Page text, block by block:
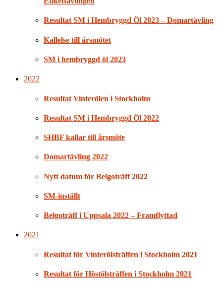
Resultat SM i Hembryggd Öl 2023 – Domartävling
Kallelse till årsmötet
SM i hembryggd öl 2023
2022
Resultat Vinterölen i Stockholm
Resultat SM i Hembryggd Öl 2022
SHBF kallar till årsmöte
Domartävling 2022
Nytt datum för Belgoträff 2022
SM-inställt
Belgoträff i Uppsala 2022 – Framflyttad
2021
Resultat för Vinterölsträffen i Stockholm 2021
Resultat för Höstölsträffen i Stockholm 2021